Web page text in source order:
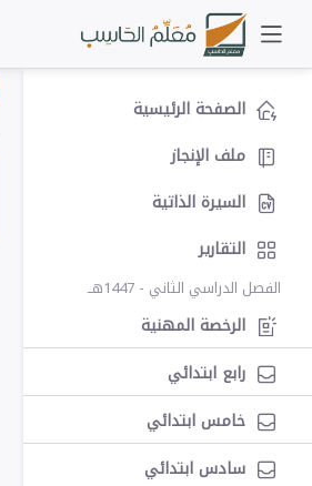
الصفحة الرئيسية
ملف الإنجاز
السيرة الذاتية
التقارير
الفصل الدراسي الثاني - 1447هــ
الرخصة المهنية
رابع ابتدائي
خامس ابتدائي
سادس ابتدائي